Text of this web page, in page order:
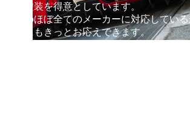
理・塗装を得意としています。
世界のほぼ全てのメーカーに対応してい
要望にもきっとお応えできます。